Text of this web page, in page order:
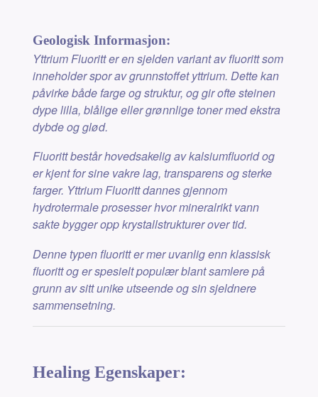
Geologisk Informasjon:
Yttrium Fluoritt er en sjelden variant av fluoritt som
inneholder spor av grunnstoffet yttrium. Dette kan
påvirke både farge og struktur, og gir ofte steinen
dype lilla, blålige eller grønnlige toner med ekstra
dybde og glød.
Fluoritt består hovedsakelig av kalsiumfluorid og
er kjent for sine vakre lag, transparens og sterke
farger. Yttrium Fluoritt dannes gjennom
hydrotermale prosesser hvor mineralrikt vann
sakte bygger opp krystallstrukturer over tid.
Denne typen fluoritt er mer uvanlig enn klassisk
fluoritt og er spesielt populær blant samlere på
grunn av sitt unike utseende og sin sjeldnere
sammensetning.
Healing Egenskaper: